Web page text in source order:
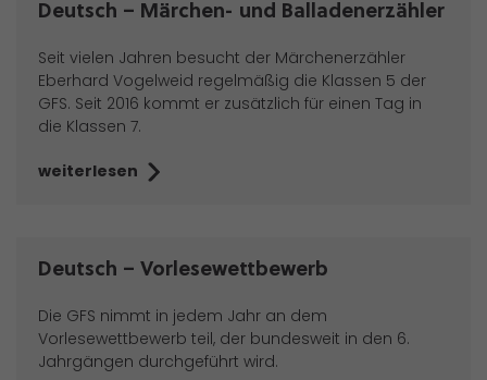
Deutsch – Märchen- und Balladenerzähler
Seit vielen Jahren besucht der Märchenerzähler
Eberhard Vogelweid regelmäßig die Klassen 5 der
GFS. Seit 2016 kommt er zusätzlich für einen Tag in
die Klassen 7.
weiterlesen
Deutsch – Vorlesewettbewerb
Die GFS nimmt in jedem Jahr an dem
Vorlesewettbewerb teil, der bun­desweit in den 6.
Jahr­gängen durchgeführt wird.